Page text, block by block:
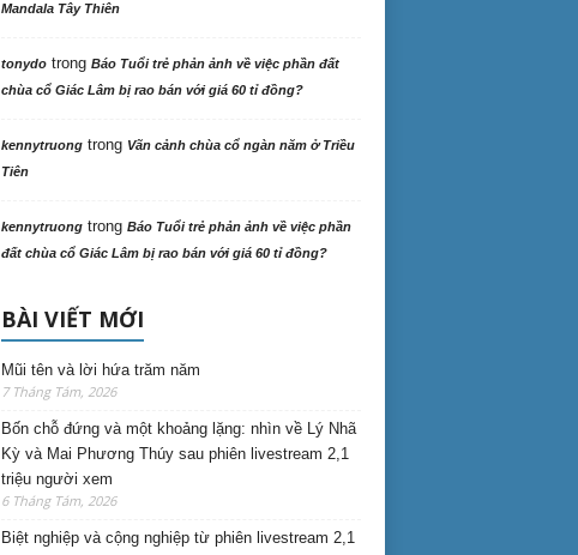
Mandala Tây Thiên
tonydotrong Báo Tuổi trẻ phản ảnh về việc phần đất
chùa cổ Giác Lâm bị rao bán với giá 60 tỉ đồng?
kennytruongtrong Vãn cảnh chùa cổ ngàn năm ở Triều
Tiên
kennytruongtrong Báo Tuổi trẻ phản ảnh về việc phần
đất chùa cổ Giác Lâm bị rao bán với giá 60 tỉ đồng?
BÀI VIẾT MỚI
Mũi tên và lời hứa trăm năm
7 Tháng Tám, 2026
Bốn chỗ đứng và một khoảng lặng: nhìn về Lý Nhã
Kỳ và Mai Phương Thúy sau phiên livestream 2,1
triệu người xem
6 Tháng Tám, 2026
Biệt nghiệp và cộng nghiệp từ phiên livestream 2,1